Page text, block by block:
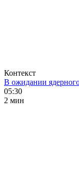
Контекст
В ожидании
05:30
2 мин